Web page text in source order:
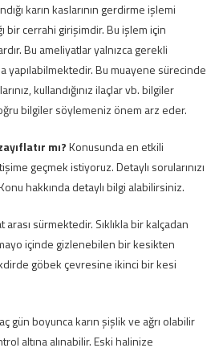
karın kaslarının gerdirme işlemi
bir cerrahi girişimdir. Bu işlem için
Bu ameliyatlar yalnızca gerekli
yapılabilmektedir. Bu muayene sürecinde
kullandığınız ilaçlar vb. bilgiler
bilgiler söylemeniz önem arz eder.
mı?Konusunda en etkili
geçmek istiyoruz. Detaylı sorularınızı
hakkında detaylı bilgi alabilirsiniz.
sürmektedir. Sıklıkla bir kalçadan
içinde gizlenebilen bir kesikten
göbek çevresine ikinci bir kesi
gün boyunca karın şişlik ve ağrı olabilir
altına alınabilir. Eski halinize